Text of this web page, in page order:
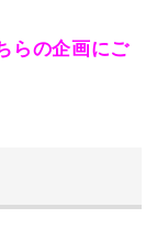
らの企画にご